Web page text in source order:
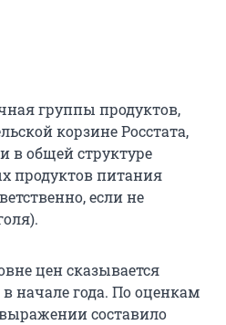
группы продуктов,
корзине Росстата,
в общей структуре
продуктов питания
если не
цен сказывается
начале года. По оценкам
составило